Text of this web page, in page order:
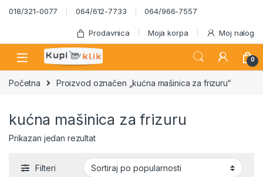
Skip to navigation
Skip to content
018/321-0077 064/612-7733 064/966-7557
Prodavnica Moja korpa Moj nalog
0
Početna Proizvod označen „kućna mašinica za frizuru“
kućna mašinica za frizuru
Prikazan jedan rezultat
Filteri